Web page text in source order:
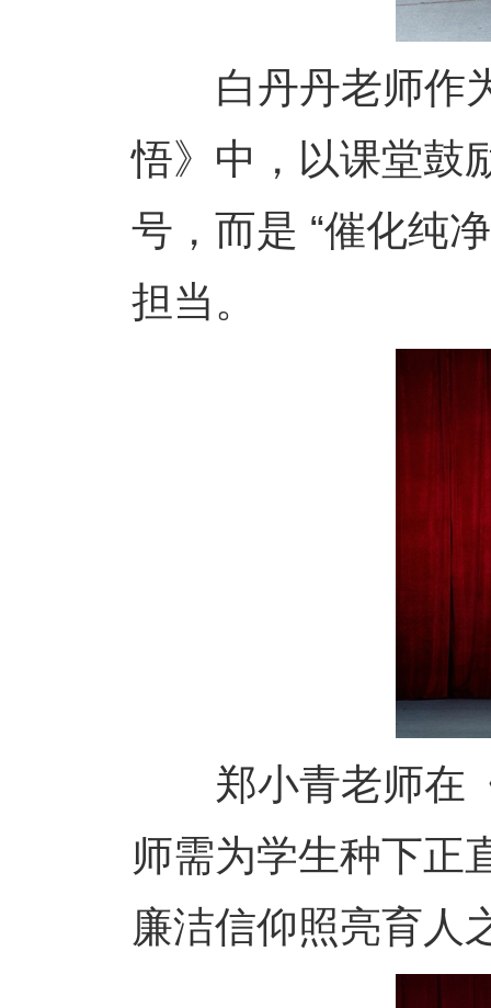
白丹丹老师作为
悟》中，以课堂鼓
号，而是 “催化纯
担当。
郑小青老师在《
师需为学生种下正
廉洁信仰照亮育人